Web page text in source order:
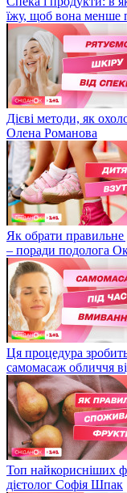
їжу, щоб вона менше
Дієві методи, як
Олена Романова
Як обрати
– поради подолога
Ця процедура
самомасаж обличчя
Топ найкорисніших
дієтолог Софія Шпак